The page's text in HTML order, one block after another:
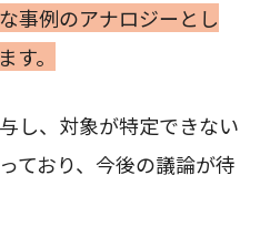
事例のアナロジーとし
す。
し、対象が特定できない
ており、今後の議論が待